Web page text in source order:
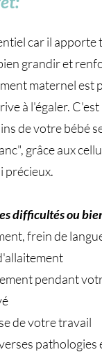
car il
grandir et
maternel est
à l'égaler.
de votre bébé
grâce aux
précieux.
difficultés ou
frein de
pendant
de votre travail
pathologies